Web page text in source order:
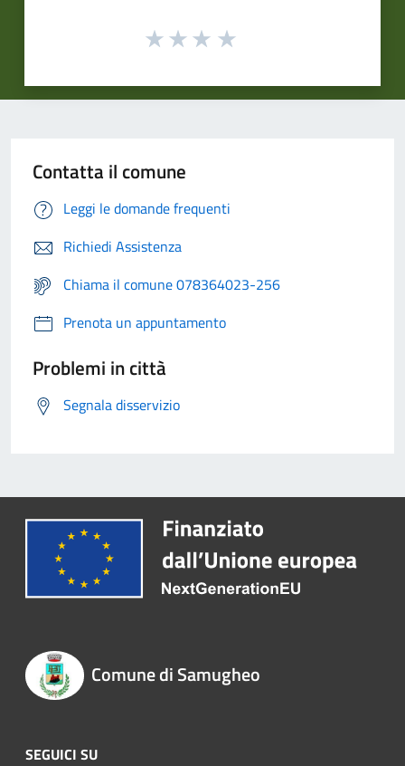
Contatta il comune
Leggi le domande frequenti
Richiedi Assistenza
Chiama il comune 078364023-256
Prenota un appuntamento
Problemi in città
Segnala disservizio
Comune di Samugheo
SEGUICI SU